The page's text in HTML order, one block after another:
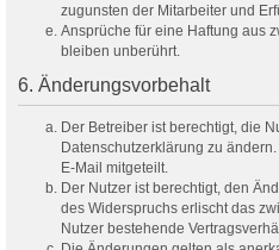
zugunsten der Mitarbeiter und
Ansprüche für eine Haftung aus
bleiben unberührt.
6. Änderungsvorbehalt
Der Betreiber ist berechtigt, die
Datenschutzerklärung zu
E-Mail mitgeteilt.
Der Nutzer ist berechtigt, den
des Widerspruchs erlischt das
Nutzer bestehende